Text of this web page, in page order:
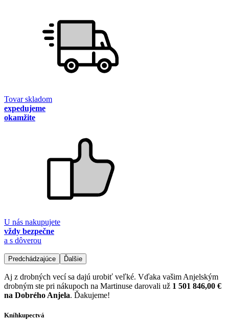
Tovar skladom
expedujeme
okamžite
U nás nakupujete
vždy bezpečne
a s dôverou
Predchádzajúce Ďalšie
Aj z drobných vecí sa dajú urobiť veľké. Vďaka vašim Anjelským
drobným ste pri nákupoch na Martinuse darovali už 1 501 846,00 €
na Dobrého Anjela. Ďakujeme!
Kníhkupectvá